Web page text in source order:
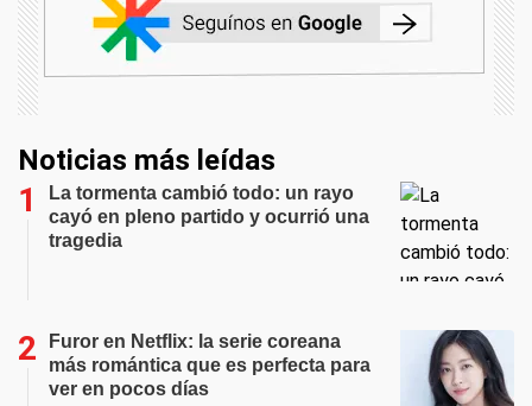
Noticias más leídas
La tormenta cambió todo: un rayo
cayó en pleno partido y ocurrió una
tragedia
Furor en Netflix: la serie coreana
más romántica que es perfecta para
ver en pocos días